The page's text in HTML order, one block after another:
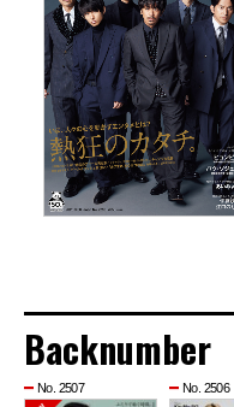
Backnumber
No. 2507 No. 2506